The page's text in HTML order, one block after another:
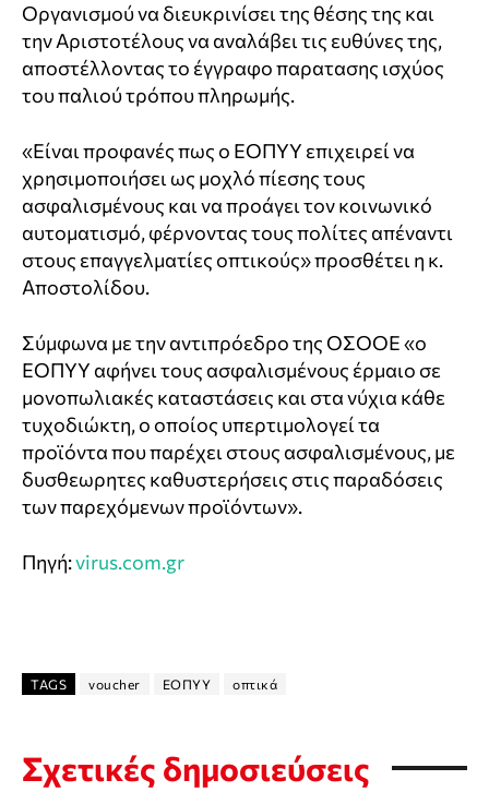
Οργανισμού να διευκρινίσει της θέσης της και
την Αριστοτέλους να αναλάβει τις ευθύνες της,
αποστέλλοντας το έγγραφο παρατασης ισχύος
του παλιού τρόπου πληρωμής.
«Είναι προφανές πως ο ΕΟΠΥΥ επιχειρεί να
χρησιμοποιήσει ως μοχλό πίεσης τους
ασφαλισμένους και να προάγει τον κοινωνικό
αυτοματισμό, φέρνοντας τους πολίτες απέναντι
στους επαγγελματίες οπτικούς» προσθέτει η κ.
Αποστολίδου.
Σύμφωνα με την αντιπρόεδρο της ΟΣΟΟΕ «ο
ΕΟΠΥΥ αφήνει τους ασφαλισμένους έρμαιο σε
μονοπωλιακές καταστάσεις και στα νύχια κάθε
τυχοδιώκτη, ο οποίος υπερτιμολογεί τα
προϊόντα που παρέχει στους ασφαλισμένους, με
δυσθεωρητες καθυστερήσεις στις παραδόσεις
των παρεχόμενων προϊόντων».
Πηγή:virus.com.gr
TAGS voucher ΕΟΠΥΥ οπτικά
Σχετικές δημοσιεύσεις